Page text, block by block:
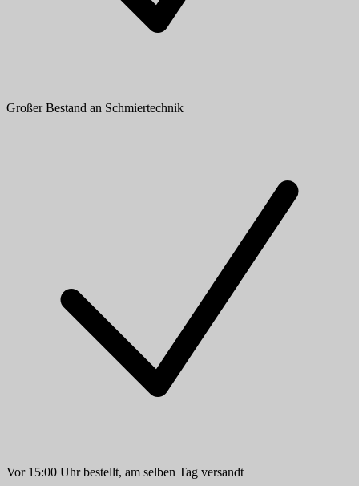
Großer Bestand an Schmiertechnik
Vor 15:00 Uhr bestellt, am selben Tag versandt